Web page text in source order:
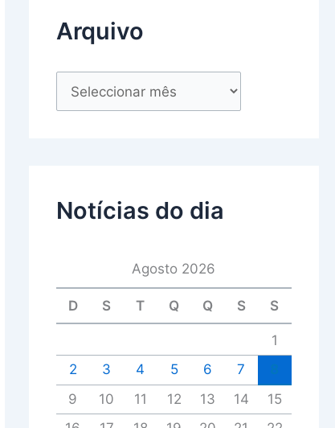
Arquivo
Notícias do dia
Agosto 2026
D S T Q Q S S
1
2
3 4 5 6 7
9
10 11 12 13 14
15